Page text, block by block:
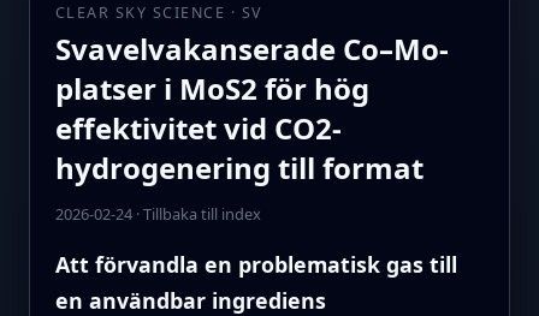
CLEAR SKY SCIENCE · SV
Svavelvakanserade Co–Mo-
platser i MoS2 för hög
effektivitet vid CO2-
hydrogenering till format
2026-02-24·Tillbaka till index
Att förvandla en problematisk gas till
en användbar ingrediens